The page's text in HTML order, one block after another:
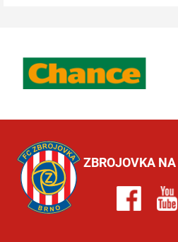
ZBROJOVKA